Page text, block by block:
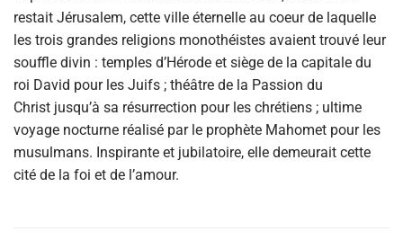
restait Jérusalem, cette ville éternelle au coeur de laquelle
les trois grandes religions monothéistes avaient trouvé leur
souffle divin : temples d’Hérode et siège de la capitale du
roi David pour les Juifs ; théâtre de la Passion du
Christ jusqu’à sa résurrection pour les chrétiens ; ultime
voyage nocturne réalisé par le prophète Mahomet pour les
musulmans. Inspirante et jubilatoire, elle demeurait cette
cité de la foi et de l’amour.